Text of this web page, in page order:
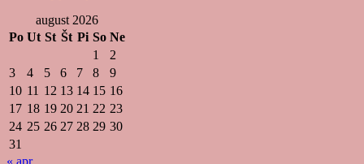
august 2026
Po Ut St Št Pi So Ne
1
2
3
4 5 6 7 8
9
10 11 12 13 14 15 16
17 18 19 20 21 22 23
24 25 26 27 28 29 30
31
« apr